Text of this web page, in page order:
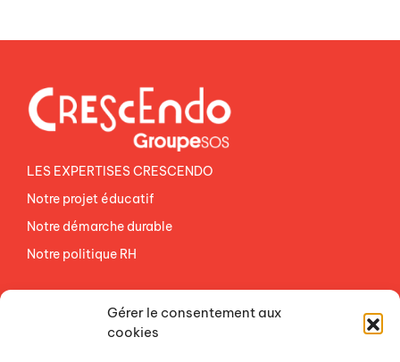
Gérer le consentement aux
cookies
LES EXPERTISES CRESCENDO
Notre projet éducatif
Notre démarche durable
Notre politique RH